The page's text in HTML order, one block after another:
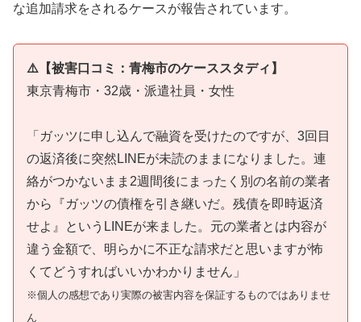
な追加請求をされるケースが報告されています。
⚠️【被害口コミ：青梅市のケーススタディ】
東京青梅市・32歳・派遣社員・女性
「ガッツに申し込んで融資を受けたのですが、3回目
の返済後に突然LINEが未読のままになりました。連
絡がつかないまま2週間後にまったく別の名前の業者
から『ガッツの債権を引き継いだ。残債を即時返済
せよ』というLINEが来ました。元の業者とは内容が
違う金額で、明らかに不正な請求だと思いますが怖
くてどうすればいいかわかりません」
※個人の感想であり実際の被害内容を保証するものではありませ
ん